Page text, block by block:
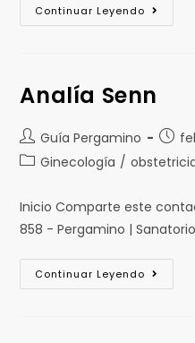
Continuar Leyendo
Analía Senn
Guía Pergamino
Ginecología /
Inicio Comparte este
858 - Pergamino |
Continuar Leyendo